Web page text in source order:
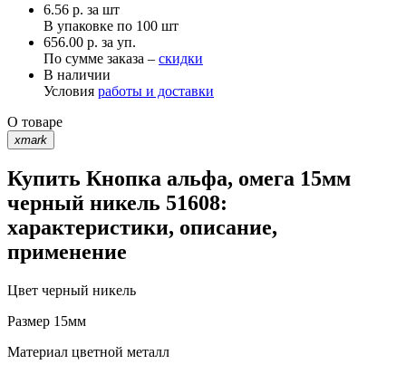
6.56 р. за шт
В упаковке по 100 шт
656.00 р. за уп.
По сумме заказа – скидки
В наличии
Условия работы и доставки
О товаре
xmark
Купить Кнопка альфа, омега 15мм
черный никель 51608:
характеристики, описание,
применение
Цвет черный никель
Размер 15мм
Материал цветной металл